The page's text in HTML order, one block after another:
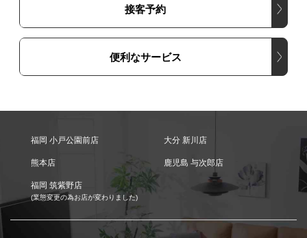
接客予約
便利なサービス
福岡 小戸公園前店 大分 新川店
熊本店 鹿児島 与次郎店
福岡 筑紫野店
(業態変更の為お店が変わりました)